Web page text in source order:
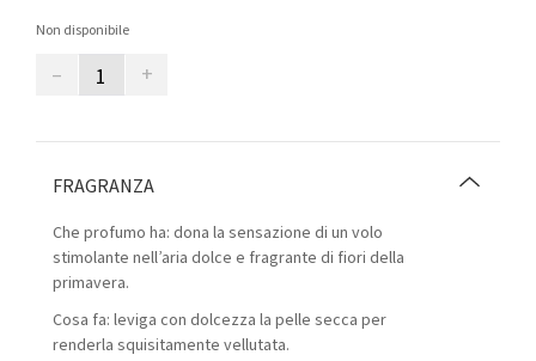
Non disponibile
– +
FRAGRANZA
Che profumo ha: dona la sensazione di un volo
stimolante nell’aria dolce e fragrante di fiori della
primavera.
Cosa fa: leviga con dolcezza la pelle secca per
renderla squisitamente vellutata.